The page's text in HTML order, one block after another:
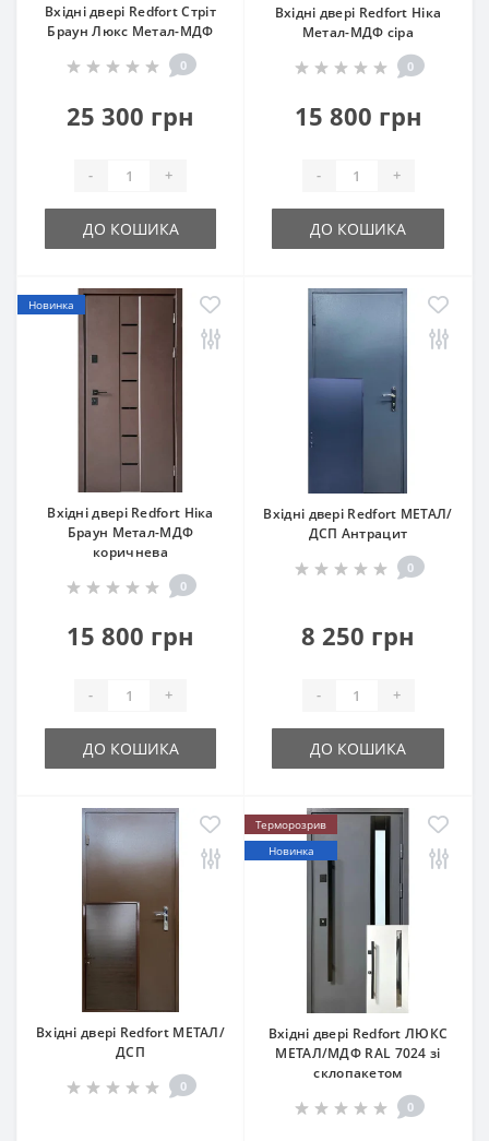
Вхідні двері Redfort Стріт
Браун Люкс Метал-МДФ
0
25 300 грн
- +
ДО КОШИКА
Вхідні двері Redfort Ніка
Метал-МДФ сіра
0
15 800 грн
- +
ДО КОШИКА
Новинка
Вхідні двері Redfort Ніка
Браун Метал-МДФ
коричнева
0
15 800 грн
- +
ДО КОШИКА
Вхідні двері Redfort МЕТАЛ/
ДСП Антрацит
0
8 250 грн
- +
ДО КОШИКА
Вхідні двері Redfort МЕТАЛ/
ДСП
0
Терморозрив
Новинка
Вхідні двері Redfort ЛЮКС
МЕТАЛ/МДФ RAL 7024 зі
склопакетом
0